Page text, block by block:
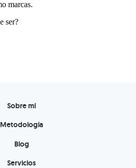
Sobre mí
Metodología
Blog
Servicios